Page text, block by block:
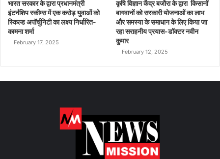
भारत सरकार के द्वारा प्रधानमंत्री
इंटर्नशिप स्कीम्स में एक करोड़ युवाओं को
स्किल्ड अपॉर्चुनिटी का लक्ष्य निर्धारित-
कामना शर्मा
February 17, 2025
कृषि विज्ञान केंद्र बजौरा के द्वारा किसानों
बागवानों को सरकारी योजनाओं का लाभ
और समस्या के समाधान के लिए किया जा
रहा सराहनीय प्रयास-डॉक्टर नवीन
कुमार
February 12, 2025